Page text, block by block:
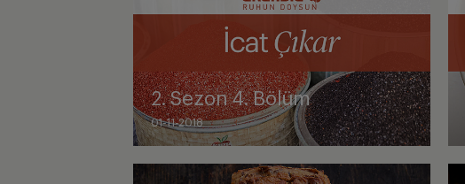
01-11-2018
2. Sezon 4. Bölüm